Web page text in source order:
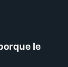
le